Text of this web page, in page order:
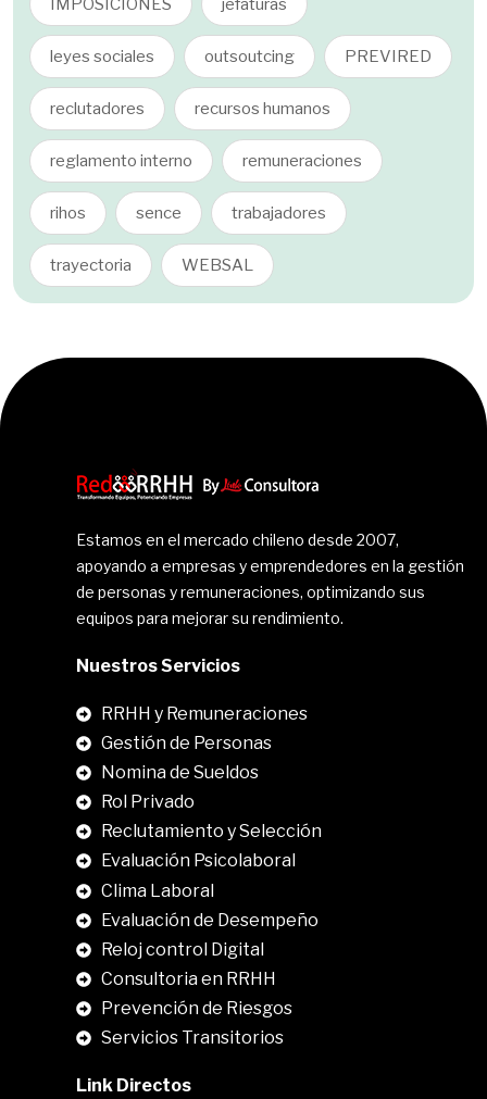
IMPOSICIONES jefaturas
leyes sociales outsoutcing PREVIRED
reclutadores recursos humanos
reglamento interno remuneraciones
rihos sence trabajadores
trayectoria WEBSAL
Estamos en el mercado chileno desde 2007,
apoyando a empresas y emprendedores en la gestión
de personas y remuneraciones, optimizando sus
equipos para mejorar su rendimiento.
Nuestros Servicios
RRHH y Remuneraciones
Gestión de Personas
Nomina de Sueldos
Rol Privado
Reclutamiento y Selección
Evaluación Psicolaboral
Clima Laboral
Evaluación de Desempeño
Reloj control Digital
Consultoria en RRHH
Prevención de Riesgos
Servicios Transitorios
Link Directos